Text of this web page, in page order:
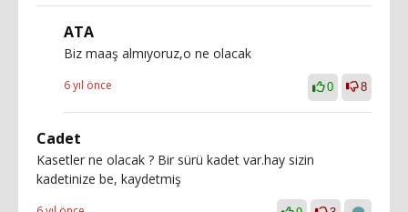
ATA
Biz maaş almıyoruz,o ne olacak
6 yıl önce 0 8
Cadet
Kasetler ne olacak ? Bir sürü kadet var.hay sizin
kadetinize be, kaydetmiş